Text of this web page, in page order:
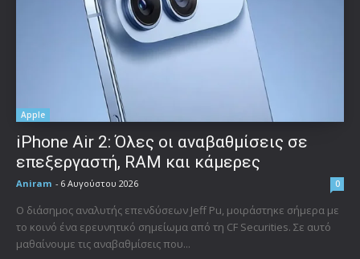
Apple
iPhone Air 2: Όλες οι αναβαθμίσεις σε
επεξεργαστή, RAM και κάμερες
Aniram - 6 Αυγούστου 2026 0
Ο διάσημος αναλυτής επενδύσεων Jeff Pu, μοιράστηκε σήμερα με
το κοινό ένα ερευνητικό σημείωμα από τη CF Securities. Σε αυτό
μαθαίνουμε τις αναβαθμίσεις που...